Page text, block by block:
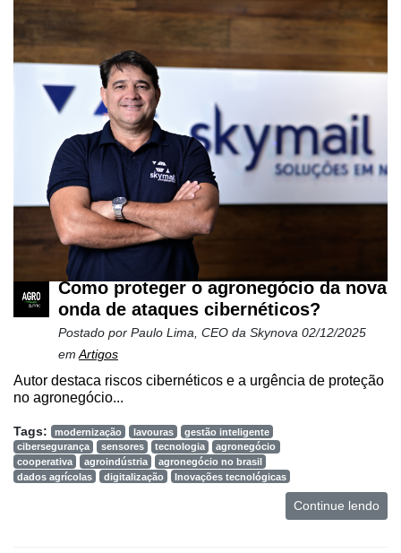
Como proteger o agronegócio da nova
onda de ataques cibernéticos?
Postado por Paulo Lima, CEO da Skynova 02/12/2025
em Artigos
Autor destaca riscos cibernéticos e a urgência de proteção
no agronegócio...
Tags: modernização lavouras
gestão inteligente
cibersegurança
sensores tecnologia
agronegócio
cooperativa
agroindústria
agronegócio no brasil
dados agrícolas
digitalização Inovações tecnológicas
Continue lendo